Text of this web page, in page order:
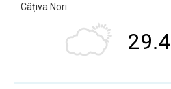
Câțiva Nori
29.4